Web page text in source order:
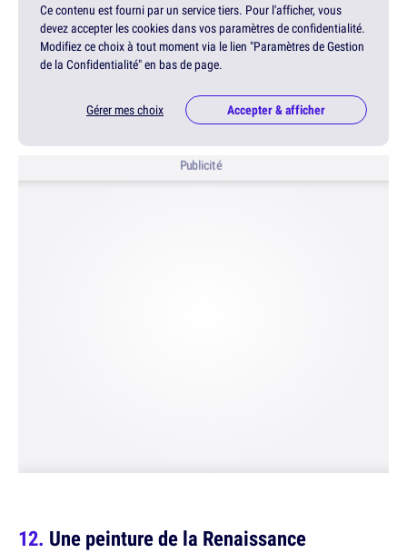
Ce contenu est fourni par un service tiers. Pour l'afficher, vous
devez accepter les cookies dans vos paramètres de confidentialité.
Modifiez ce choix à tout moment via le lien "Paramètres de Gestion
de la Confidentialité" en bas de page.
Gérer mes choix Accepter & afficher
Publicité
Une peinture de la Renaissance